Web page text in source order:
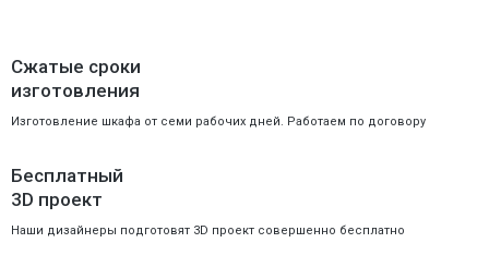
Сжатые сроки
изготовления
Изготовление шкафа от семи рабочих дней. Работаем по договору
Бесплатный
3D проект
Наши дизайнеры подготовят 3D проект совершенно бесплатно